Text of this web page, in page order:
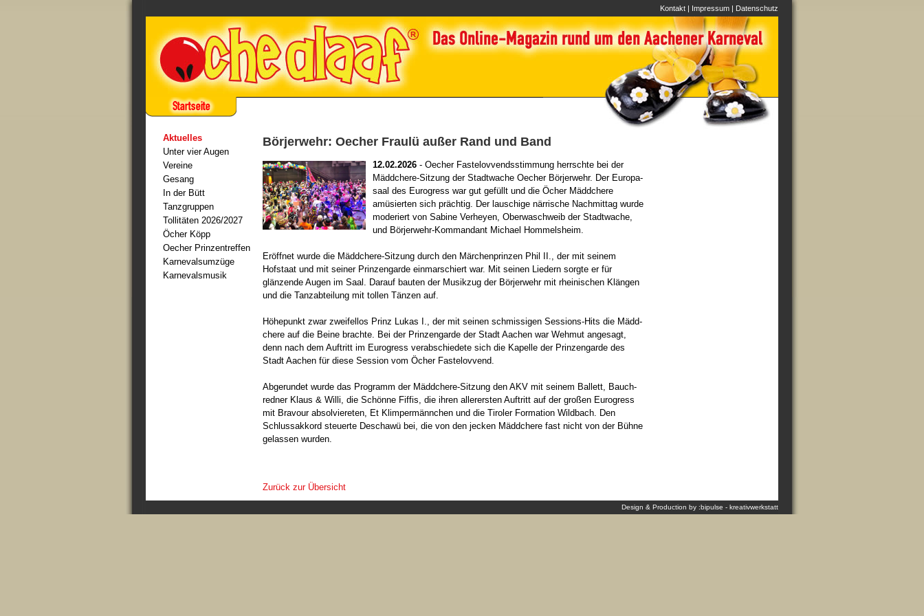
Kontakt | Impressum | Datenschutz
Aktuelles
Unter vier Augen
Vereine
Gesang
In der Bütt
Tanzgruppen
Tollitäten 2026/2027
Öcher Köpp
Oecher Prinzentreffen
Karnevalsumzüge
Karnevalsmusik
Börjerwehr: Oecher Fraulü außer Rand und Band
12.02.2026 - Oecher Fastelovvendsstimmung herrschte bei der
Mäddchere-Sitzung der Stadtwache Oecher Börjerwehr. Der Europa-
saal des Eurogress war gut gefüllt und die Öcher Mäddchere
amüsierten sich prächtig. Der lauschige närrische Nachmittag wurde
moderiert von Sabine Verheyen, Oberwaschweib der Stadtwache,
und Börjerwehr-Kommandant Michael Hommelsheim.
Eröffnet wurde die Mäddchere-Sitzung durch den Märchenprinzen Phil II., der mit seinem
Hofstaat und mit seiner Prinzengarde einmarschiert war. Mit seinen Liedern sorgte er für
glänzende Augen im Saal. Darauf bauten der Musikzug der Börjerwehr mit rheinischen Klängen
und die Tanzabteilung mit tollen Tänzen auf.
Höhepunkt zwar zweifellos Prinz Lukas I., der mit seinen schmissigen Sessions-Hits die Mädd-
chere auf die Beine brachte. Bei der Prinzengarde der Stadt Aachen war Wehmut angesagt,
denn nach dem Auftritt im Eurogress verabschiedete sich die Kapelle der Prinzengarde des
Stadt Aachen für diese Session vom Öcher Fastelovvend.
Abgerundet wurde das Programm der Mäddchere-Sitzung den AKV mit seinem Ballett, Bauch-
redner Klaus & Willi, die Schönne Fiffis, die ihren allerersten Auftritt auf der großen Eurogress
mit Bravour absolviereten, Et Klimpermännchen und die Tiroler Formation Wildbach. Den
Schlussakkord steuerte Deschawü bei, die von den jecken Mäddchere fast nicht von der Bühne
gelassen wurden.
Zurück zur Übersicht
Design & Production by :bipulse - kreativwerkstatt